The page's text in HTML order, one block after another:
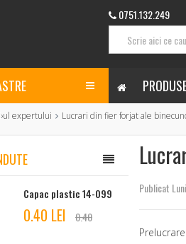
0751.132.249
expertului Lucrari din fier forjat ale
Capac plastic 14-099
0.40 LEI 0.40
Publicat